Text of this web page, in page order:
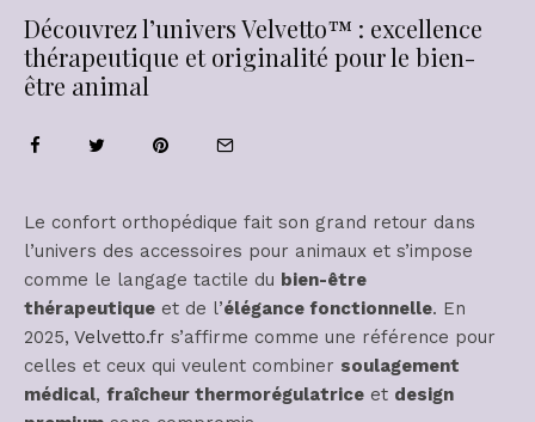
Découvrez l’univers Velvetto™ : excellence
thérapeutique et originalité pour le bien-
être animal
Le confort orthopédique fait son grand retour dans
l’univers des accessoires pour animaux et s’impose
comme le langage tactile du bien-être
thérapeutique et de l’élégance fonctionnelle. En
2025, Velvetto.fr s’affirme comme une référence pour
celles et ceux qui veulent combiner soulagement
médical, fraîcheur thermorégulatrice et design